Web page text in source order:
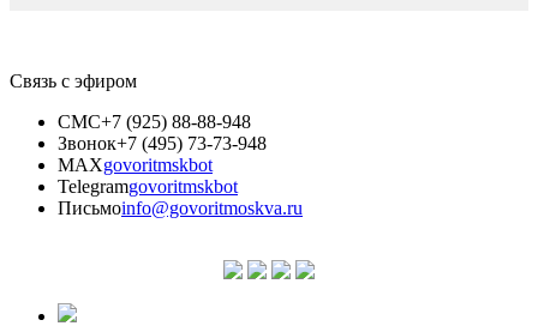
Связь с эфиром
СМС+7 (925) 88-88-948
Звонок+7 (495) 73-73-948
MAXgovoritmskbot
Telegramgovoritmskbot
Письмоinfo@govoritmoskva.ru